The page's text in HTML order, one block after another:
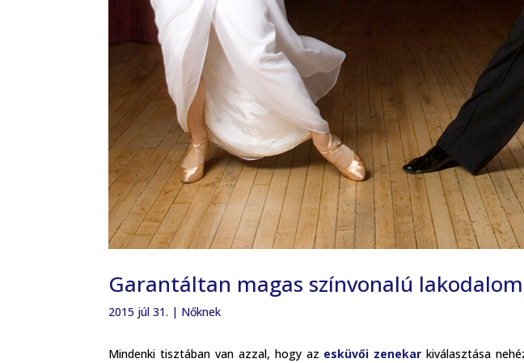
Garantáltan magas színvonalú lakodalom
2015 júl 31. | Nőknek
Mindenki tisztában van azzal, hogy az esküvői zenekar kiválasztása